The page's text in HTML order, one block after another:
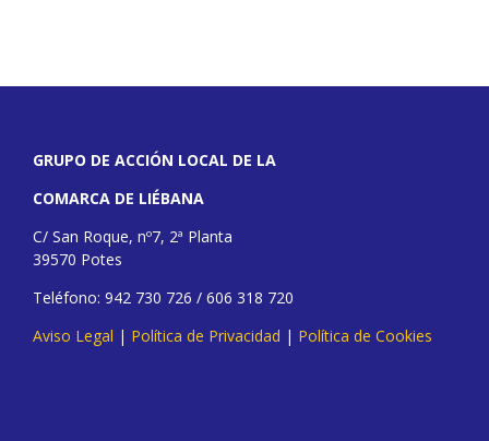
GRUPO DE ACCIÓN LOCAL DE LA
COMARCA DE LIÉBANA
C/ San Roque, nº7, 2ª Planta
39570 Potes
Teléfono: 942 730 726 / 606 318 720
Aviso Legal | Política de Privacidad | Política de Cookies